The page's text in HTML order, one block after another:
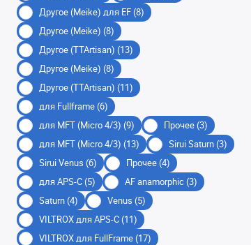
Другое (Meike) для EF (8)
Другое (Meike) (8)
Другое (TTArtisan) (13)
Другое (Meike) (8)
Другое (TTArtisan) (11)
для Fullframe (6)
для MFT (Micro 4/3) (9)
Прочее (3)
для MFT (Micro 4/3) (13)
Sirui Saturn (3)
Sirui Venus (6)
Прочее (4)
для APS-C (5)
AF anamorphic (3)
Saturn (4)
Venus (5)
VILTROX для APS-C (11)
VILTROX для FullFrame (17)